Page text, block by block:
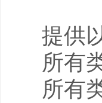
提供
所有
所有